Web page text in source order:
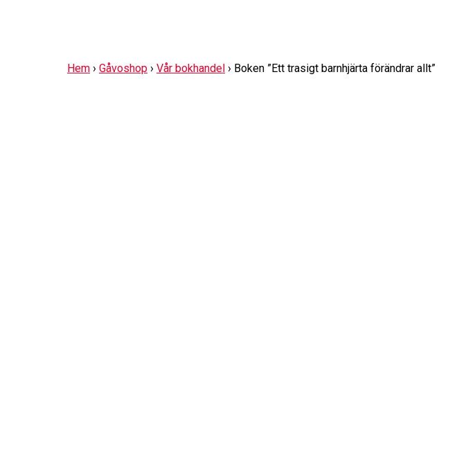
Hem › Gåvoshop › Vår bokhandel › Boken ”Ett trasigt barnhjärta förändrar allt”